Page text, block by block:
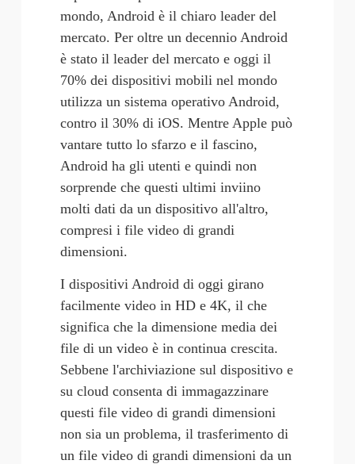
mondo, Android è il chiaro leader del
mercato. Per oltre un decennio Android
è stato il leader del mercato e oggi il
70% dei dispositivi mobili nel mondo
utilizza un sistema operativo Android,
contro il 30% di iOS. Mentre Apple può
vantare tutto lo sfarzo e il fascino,
Android ha gli utenti e quindi non
sorprende che questi ultimi inviino
molti dati da un dispositivo all'altro,
compresi i file video di grandi
dimensioni.
I dispositivi Android di oggi girano
facilmente video in HD e 4K, il che
significa che la dimensione media dei
file di un video è in continua crescita.
Sebbene l'archiviazione sul dispositivo e
su cloud consenta di immagazzinare
questi file video di grandi dimensioni
non sia un problema, il trasferimento di
un file video di grandi dimensioni da un